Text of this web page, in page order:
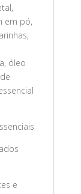
em pó,
óleo
e